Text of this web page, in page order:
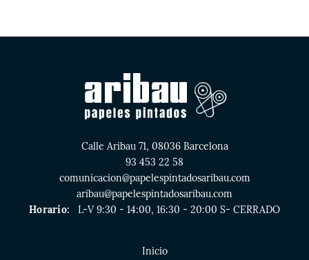
Calle Aribau 71, 08036 Barcelona
93 453 22 58
comunicacion@papelespintadosaribau.com
aribau@papelespintadosaribau.com
Horario:
L-V 9:30 - 14:00, 16:30 - 20:00 S- CERRADO
Inicio